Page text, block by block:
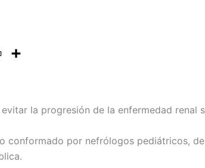
t
a
t
la progresión de la enfermedad renal
conformado por nefrólogos pediátricos,